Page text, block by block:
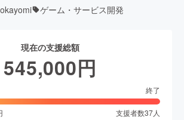
ゲーム・サービス開発
現在の支援総額
545,000円
終了
支援者数37人